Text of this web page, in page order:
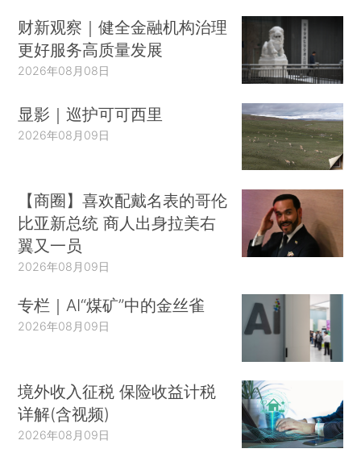
财新观察｜健全金融机构治理
更好服务高质量发展
2026年08月08日
显影｜巡护可可西里
2026年08月09日
【商圈】喜欢配戴名表的哥伦
比亚新总统 商人出身拉美右
翼又一员
2026年08月09日
专栏｜AI“煤矿”中的金丝雀
2026年08月09日
境外收入征税 保险收益计税
详解(含视频)
2026年08月09日